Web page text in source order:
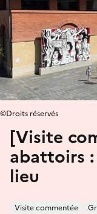
[Visite
abattoirs
lieu
Visite commentée
©Droits réservés